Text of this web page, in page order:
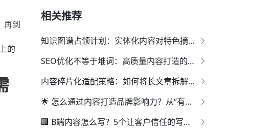
再到
的
相关推荐
知识图谱占领计划：实体化内容对特色摘要的捕获率研究
SEO优化不等于堆词：高质量内容打造的六大误区与正解
内容碎片化适配策略：如何将长文章拆解为高权重"知识单元"？
🌟 怎么通过内容打造品牌影响力？从“有用”到“记住你”的路径
🏢 B端内容怎么写？5个让客户信任的写作原则